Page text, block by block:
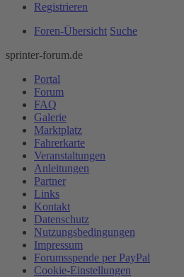
Registrieren
Foren-Übersicht Suche
sprinter-forum.de
Portal
Forum
FAQ
Galerie
Marktplatz
Fahrerkarte
Veranstaltungen
Anleitungen
Partner
Links
Kontakt
Datenschutz
Nutzungsbedingungen
Impressum
Forumsspende per PayPal
Cookie-Einstellungen